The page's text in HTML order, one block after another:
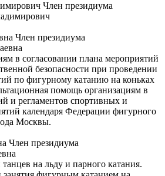
Член президиума
Член президиума
в согласовании плана мероприятий
безопасности при проведении
по фигурному катанию на коньках
помощь организациям в
и регламентов спортивных и
календаря Федерации фигурного
Москвы.
Член президиума
на льду и парного катания.